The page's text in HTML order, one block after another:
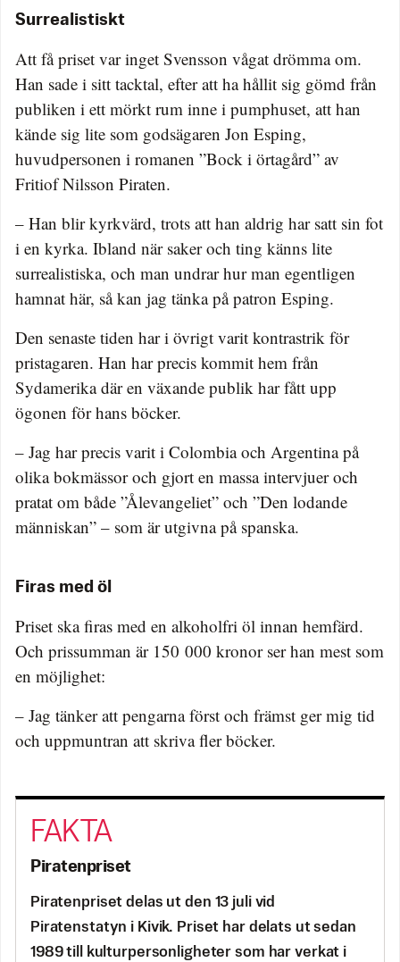
Surrealistiskt
Att få priset var inget Svensson vågat drömma om.
Han sade i sitt tacktal, efter att ha hållit sig gömd från
publiken i ett mörkt rum inne i pumphuset, att han
kände sig lite som godsägaren Jon Esping,
huvudpersonen i romanen ”Bock i örtagård” av
Fritiof Nilsson Piraten.
– Han blir kyrkvärd, trots att han aldrig har satt sin fot
i en kyrka. Ibland när saker och ting känns lite
surrealistiska, och man undrar hur man egentligen
hamnat här, så kan jag tänka på patron Esping.
Den senaste tiden har i övrigt varit kontrastrik för
pristagaren. Han har precis kommit hem från
Sydamerika där en växande publik har fått upp
ögonen för hans böcker.
– Jag har precis varit i Colombia och Argentina på
olika bokmässor och gjort en massa intervjuer och
pratat om både ”Ålevangeliet” och ”Den lodande
människan” – som är utgivna på spanska.
Firas med öl
Priset ska firas med en alkoholfri öl innan hemfärd.
Och prissumman är 150 000 kronor ser han mest som
en möjlighet:
– Jag tänker att pengarna först och främst ger mig tid
och uppmuntran att skriva fler böcker.
Piratenpriset
Piratenpriset delas ut den 13 juli vid
Piratenstatyn i Kivik. Priset har delats ut sedan
1989 till kulturpersonligheter som har verkat i